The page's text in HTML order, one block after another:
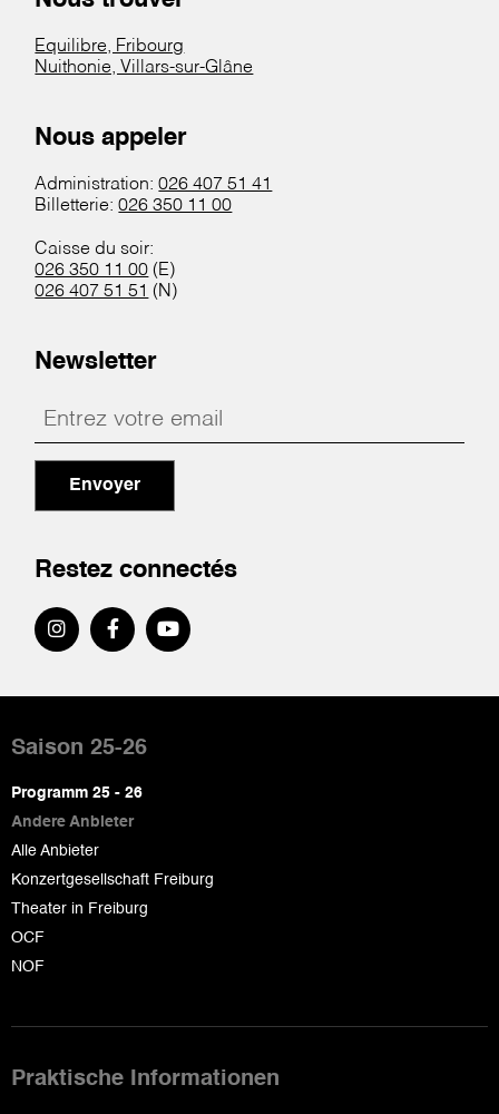
Equilibre, Fribourg
Nuithonie, Villars-sur-Glâne
Nous appeler
Administration:026 407 51 41
Billetterie:026 350 11 00
Caisse du soir:
026 350 11 00 (E)
026 407 51 51 (N)
Newsletter
Envoyer
Restez connectés
de
page
Saison 25-26
Programm 25 - 26
Andere Anbieter
Alle Anbieter
Konzertgesellschaft Freiburg
Theater in Freiburg
OCF
NOF
Praktische Informationen